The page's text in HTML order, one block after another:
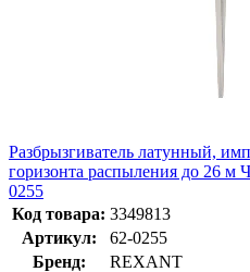
Разбрызгиватель латунный,
горизонта распыления до 26 м
0255
Код товара: 3349813
Артикул:
62-0255
Бренд:
REXANT